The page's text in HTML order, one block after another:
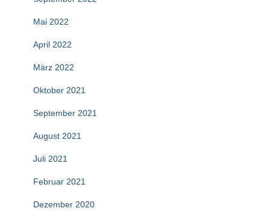
Mai 2022
April 2022
März 2022
Oktober 2021
September 2021
August 2021
Juli 2021
Februar 2021
Dezember 2020